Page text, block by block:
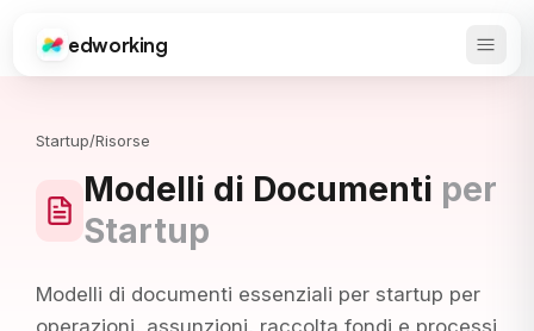
Edworking
edworking Apri
Startup/Risorse
Modelli di Documenti per
Startup
Modelli di documenti essenziali per startup per